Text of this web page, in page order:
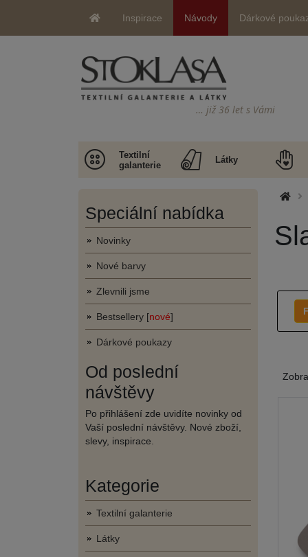
Inspirace Návody Dárkové
… již 36 let s Vámi
Textilní
galanterie
Látky
Speciální nabídka
Novinky
Nové barvy
Zlevnili jsme
Bestsellery [nové]
Dárkové poukazy
Od poslední
návštěvy
Po přihlášení zde uvidíte novinky od
Vaší poslední návštěvy. Nové zboží,
slevy, inspirace.
Kategorie
Textilní galanterie
Látky